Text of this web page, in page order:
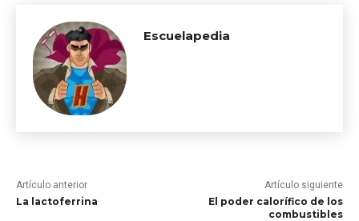
Escuelapedia
Artículo anterior
La lactoferrina
Artículo siguiente
El poder calorífico de los
combustibles